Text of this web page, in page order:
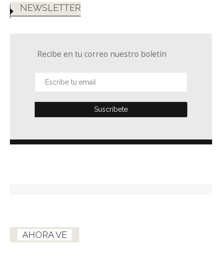
NEWSLETTER
Recibe en tu correo nuestro boletín
AHORA VE